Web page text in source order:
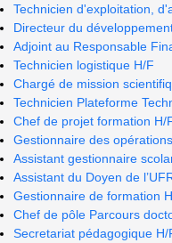
Technicien d'exploitation,
Directeur du
Adjoint au Responsable
Technicien logistique H/F
Chargé de mission
Technicien Plateforme
Chef de projet formation H/
Gestionnaire des
Assistant gestionnaire
Assistant du Doyen de
Gestionnaire de formation
Chef de pôle Parcours
Secretariat pédagogique H/